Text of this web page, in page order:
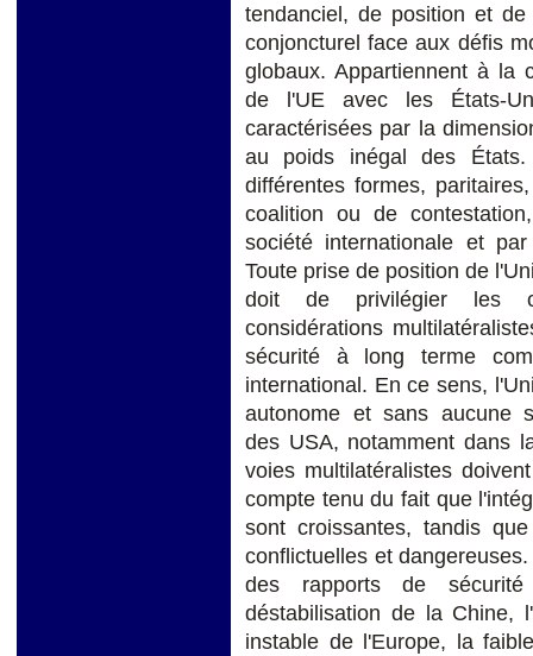
tendanciel, de position et
conjoncturel face aux défis
globaux. Appartiennent à la
de l'UE avec les États-
caractérisées par la
au poids inégal des
différentes formes,
coalition ou de
société internationale et
Toute prise de position de
doit de privilégier les
considérations
sécurité à long terme
international. En ce sens,
autonome et sans aucune
des USA, notamment dans
voies multilatéralistes
compte tenu du fait que
sont croissantes, tandis
conflictuelles et
des rapports de
déstabilisation de la Chine,
instable de l'Europe, la